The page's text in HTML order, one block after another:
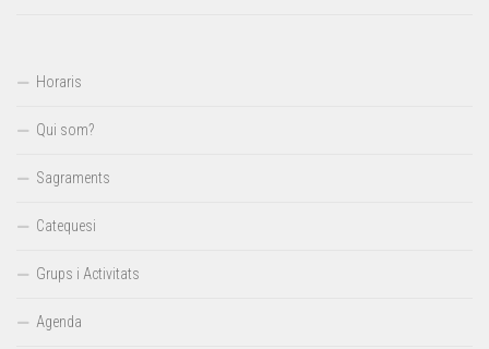
Horaris
Qui som?
Sagraments
Catequesi
Grups i Activitats
Agenda